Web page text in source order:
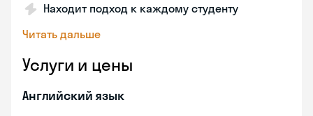
Находит подход к каждому студенту
Читать дальше
Услуги и цены
Английский язык